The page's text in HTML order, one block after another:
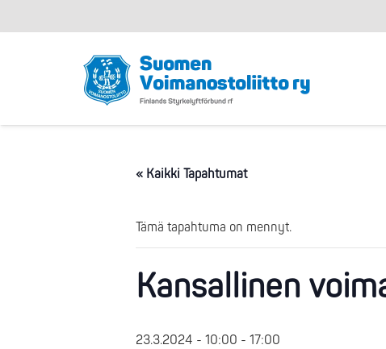
« Kaikki Tapahtumat
Tämä tapahtuma on mennyt.
Kansallinen
23.3.2024 - 10:00 - 17:00